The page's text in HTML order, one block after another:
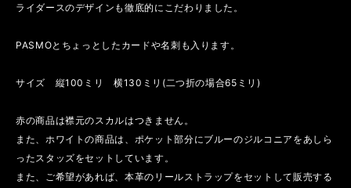
ライダースのデザインも徹底的にこだわりました。
PASMOとちょっとしたカードや名刺も入ります。
サイズ 縦100ミリ 横130ミリ(二つ折の場合65ミリ)
赤の商品は襟元のスカルはつきません。
また、ホワイトの商品は、ポケット部分にブルーのジルコニアをあしら
ったスタッズをセットしています。
また、ご希望があれば、本革のリールストラップをセットして販売する